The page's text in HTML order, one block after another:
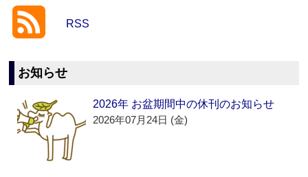
RSS
お知らせ
2026年 お盆期間中の休刊のお知らせ
2026年07月24日 (金)